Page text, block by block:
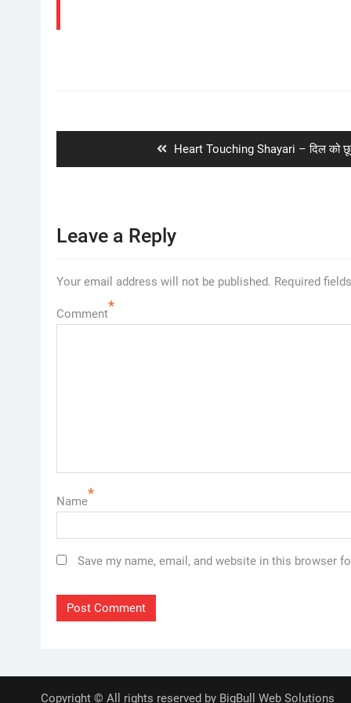
Previous
post:
Heart Touching Shayari – दिल को छू
Leave a Reply
Your email address will not be published. Required
Comment*
Name*
Save my name, email, and website in this browser
Copyright © All rights reserved by BigBull Web Solutions